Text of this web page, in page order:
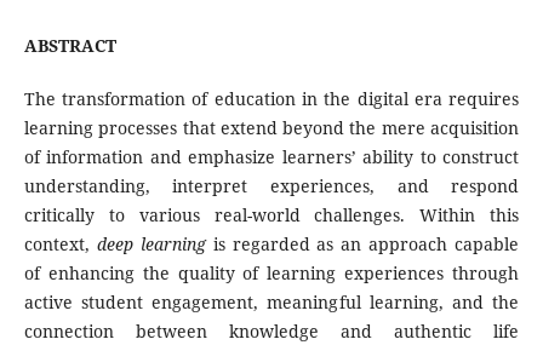
ABSTRACT
The transformation of education in the digital era requires
learning processes that extend beyond the mere acquisition
of information and emphasize learners’ ability to construct
understanding, interpret experiences, and respond
critically to various real-world challenges. Within this
context, deep learningis regarded as an approach capable
of enhancing the quality of learning experiences through
active student engagement, meaningful learning, and the
connection between knowledge and authentic life